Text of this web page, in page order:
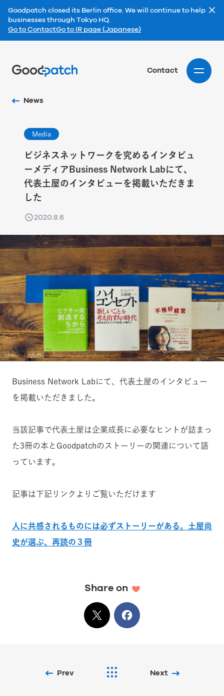
Goodpatch closed its Berlin office. We will continue to help
businesses through Tokyo HQ.
Go to ContactGo to IR page (Japanese)
Contact
News
Media
ビジネスネットワークを究めるインタビュ
ーメディアBusiness Network Labにて、
代表土屋のインタビューを掲載いただきま
した
2020.8.6
Business Network Labにて、代表土屋のインタビュー
を掲載いただきました。
当該記事で代表土屋は企業成長に必要なヒントが詰まっ
た3冊の本とGoodpatchのストーリーの関連について語
っています。
記事は下記リンクよりご覧いただけます
人に共感されるものには必ずストーリーがある。土屋尚
史が選ぶ、再読の３冊
Share on
XでシェアFacebook
Prev Next